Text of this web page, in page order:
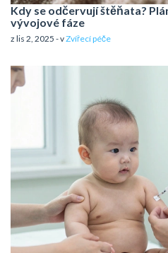
Kdy se odčervují štěňata?
vývojové fáze
z lis 2, 2025 - vZvířecí péče